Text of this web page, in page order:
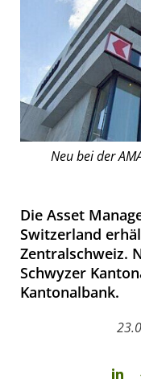
Neu bei der
Die Asset
Switzerland
Zentralschweiz.
Schwyzer
Kantonalbank.